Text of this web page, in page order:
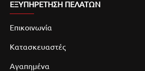
ΕΞΥΠΗΡΕΤΗΣΗ ΠΕΛΑΤΩΝ
Επικοινωνία
Κατασκευαστές
Αγαπημένα